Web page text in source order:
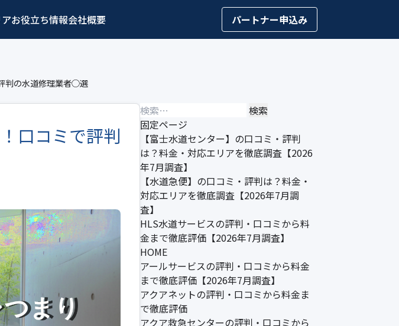
お役立ち情報会社概要 パートナー申込み
判の水道修理業者○選
口コミで評判
検
索:
固定ページ
【富士水道センター】の口コミ・評判
は？料金・対応エリアを徹底調査【2026
年7月調査】
【水道急便】の口コミ・評判は？料金・
対応エリアを徹底調査【2026年7月調
査】
HLS水道サービスの評判・口コミから料
金まで徹底評価【2026年7月調査】
HOME
アールサービスの評判・口コミから料金
まで徹底評価【2026年7月調査】
アクアネットの評判・口コミから料金ま
で徹底評価
アクア救急センターの評判・口コミから